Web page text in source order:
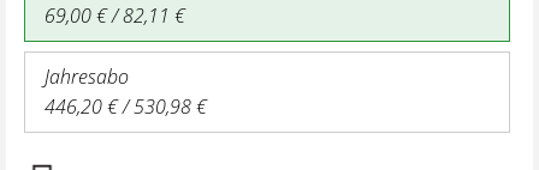
69,00 € / 82,11 €
Jahresabo
446,20 € / 530,98 €